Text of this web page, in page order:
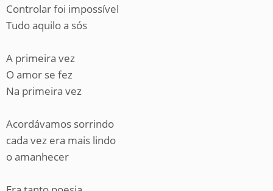
Controlar foi impossível
Tudo aquilo a sós
A primeira vez
O amor se fez
Na primeira vez
Acordávamos sorrindo
cada vez era mais lindo
o amanhecer